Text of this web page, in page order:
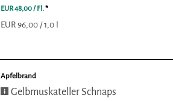
EUR 48,00/ Fl.*
EUR 96,00 / 1,0 l
Apfelbrand
Gelbmuskateller Schnaps